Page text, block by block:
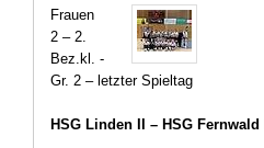
Frauen
2 – 2.
Bez.kl. -
Gr. 2 – letzter Spieltag
HSG Linden II – HSG Fernwald